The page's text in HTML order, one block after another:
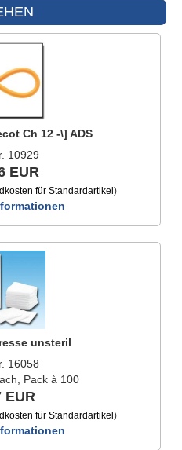
Ch 12 -\] ADS
10929
EUR
für Standardartikel )
unsteril
16058
Pack à 100
EUR
für Standardartikel )